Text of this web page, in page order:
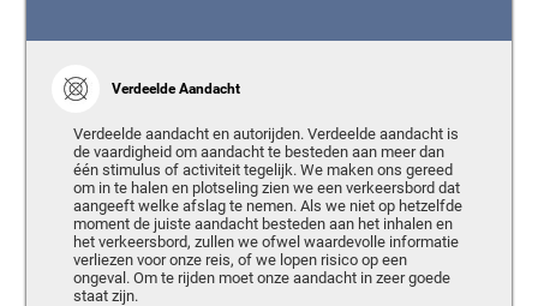
Verdeelde Aandacht
Verdeelde aandacht en autorijden. Verdeelde aandacht is
de vaardigheid om aandacht te besteden aan meer dan
één stimulus of activiteit tegelijk. We maken ons gereed
om in te halen en plotseling zien we een verkeersbord dat
aangeeft welke afslag te nemen. Als we niet op hetzelfde
moment de juiste aandacht besteden aan het inhalen en
het verkeersbord, zullen we ofwel waardevolle informatie
verliezen voor onze reis, of we lopen risico op een
ongeval. Om te rijden moet onze aandacht in zeer goede
staat zijn.